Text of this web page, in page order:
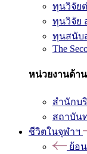
ทุนวิจัย
ทุนวิจัย
ทุนสนับ
The
หน่วยงานด้า
สำนักบ
สถาบัน
ชีวิตในจุฬาฯ
ย้อ